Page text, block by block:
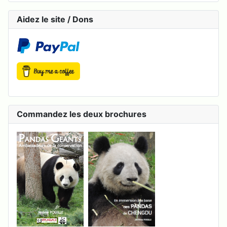
Aidez le site / Dons
Commandez les deux brochures